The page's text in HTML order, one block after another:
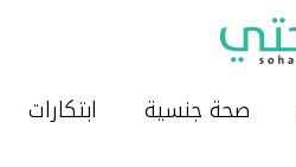
صحة جنسية ابتكارات